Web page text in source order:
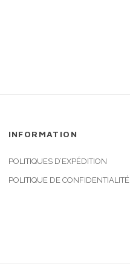
INFORMATION
POLITIQUES D’EXPÉDITION
POLITIQUE DE CONFIDENTIALITÉ